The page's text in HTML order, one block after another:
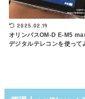
2025.02.19
オリンパスOM-D E-M5
デジタルテレコンを使って